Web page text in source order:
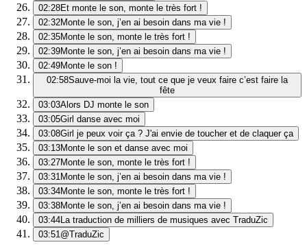
02:28Et monte le son, monte le très fort !
02:32Monte le son, j’en ai besoin dans ma vie !
02:35Monte le son, monte le très fort !
02:39Monte le son, j’en ai besoin dans ma vie !
02:49Monte le son !
02:58Sauve-moi la vie, tout ce que je veux faire c’est faire la
fête
03:03Alors DJ monte le son
03:05Girl danse avec moi
03:08Girl je peux voir ça ? J'ai envie de toucher et de claquer ça
03:13Monte le son et danse avec moi
03:27Monte le son, monte le très fort !
03:31Monte le son, j’en ai besoin dans ma vie !
03:34Monte le son, monte le très fort !
03:38Monte le son, j’en ai besoin dans ma vie !
03:44La traduction de milliers de musiques avec TraduZic
03:51@TraduZic